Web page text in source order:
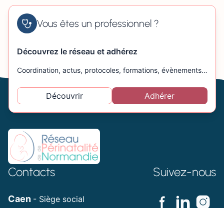
Vous êtes un professionnel ?
Découvrez le réseau et adhérez
Coordination, actus, protocoles, formations, évènements…
Découvrir Adhérer
Contacts
Caen - Siège social
Suivez-nous